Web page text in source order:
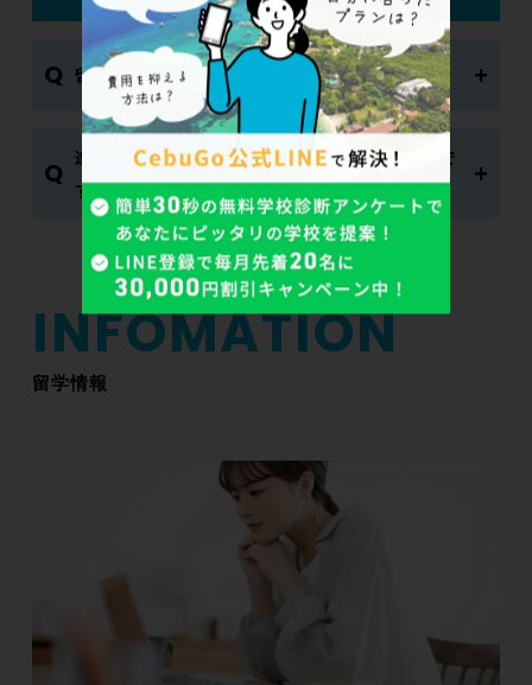
Q 留学から帰国後、就職できるか不安です。
Q 進学や就職に向けて、留学中に何をしておくべきで
すか？
留学情報